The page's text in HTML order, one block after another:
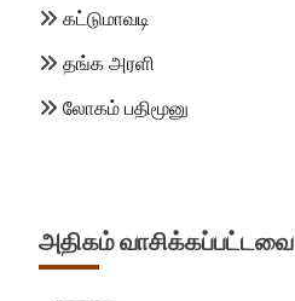
கட்டுமாவடி
தங்க அரளி
லோகம் பதிமூனு
அதிகம் வாசிக்கப்பட்டவை